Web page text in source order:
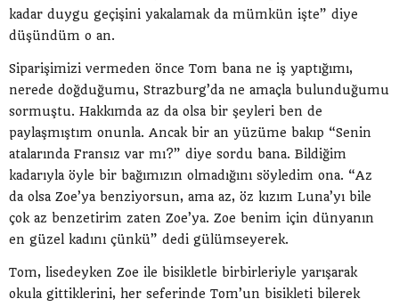
kadar duygu geçişini yakalamak da mümkün işte” diye
düşündüm o an.
Siparişimizi vermeden önce Tom bana ne iş yaptığımı,
nerede doğduğumu, Strazburg’da ne amaçla bulunduğumu
sormuştu. Hakkımda az da olsa bir şeyleri ben de
paylaşmıştım onunla. Ancak bir an yüzüme bakıp “Senin
atalarında Fransız var mı?” diye sordu bana. Bildiğim
kadarıyla öyle bir bağımızın olmadığını söyledim ona. “Az
da olsa Zoe’ya benziyorsun, ama az, öz kızım Luna’yı bile
çok az benzetirim zaten Zoe’ya. Zoe benim için dünyanın
en güzel kadını çünkü” dedi gülümseyerek.
Tom, lisedeyken Zoe ile bisikletle birbirleriyle yarışarak
okula gittiklerini, her seferinde Tom’un bisikleti bilerek